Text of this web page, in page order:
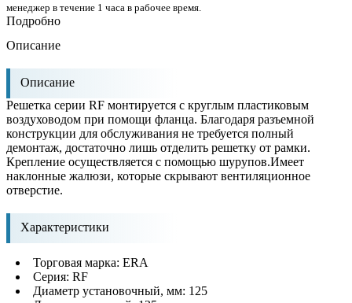
менеджер в течение 1 часа в рабочее время.
Подробно
Описание
Описание
Решетка серии RF монтируется с круглым пластиковым
воздуховодом при помощи фланца. Благодаря разъемной
конструкции для обслуживания не требуется полный
демонтаж, достаточно лишь отделить решетку от рамки.
Крепление осуществляется с помощью шурупов.Имеет
наклонные жалюзи, которые скрывают вентиляционное
отверстие.
Характеристики
Торговая марка: ERA
Серия: RF
Диаметр установочный, мм: 125